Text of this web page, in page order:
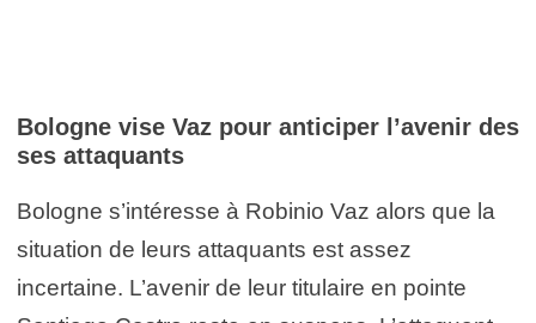
Bologne vise Vaz pour anticiper l’avenir des
ses attaquants
Bologne s’intéresse à Robinio Vaz alors que la
situation de leurs attaquants est assez
incertaine. L’avenir de leur titulaire en pointe